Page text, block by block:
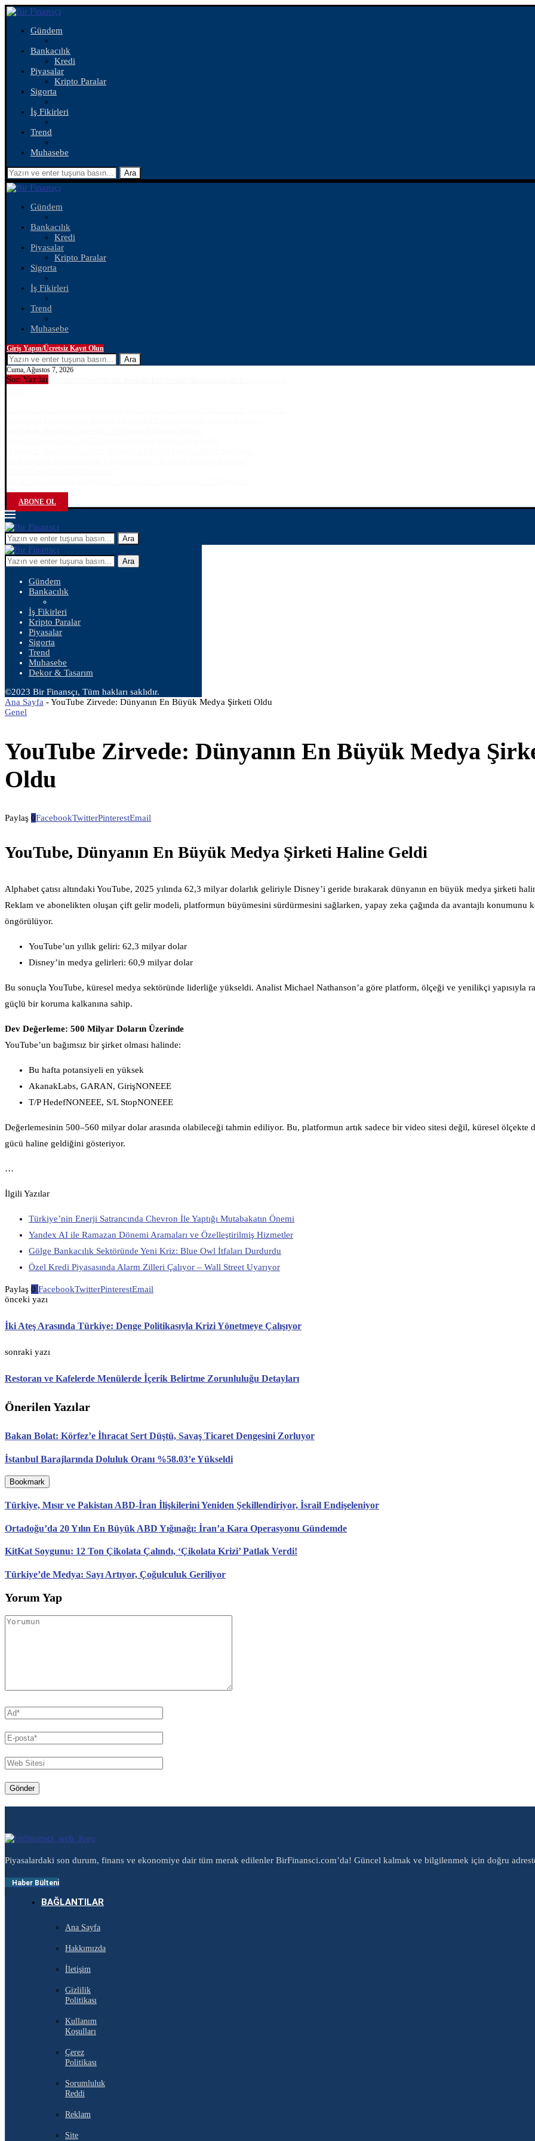
Gündem
Bankacılık
Kredi
Piyasalar
Kripto Paralar
Sigorta
İş Fikirleri
Trend
Muhasebe
Ara
Gündem
Bankacılık
Kredi
Piyasalar
Kripto Paralar
Sigorta
İş Fikirleri
Trend
Muhasebe
Giriş Yapın/Ücretsiz Kayıt Olun
Ara
Cuma, Ağustos 7, 2026
Son Yazılar
ABONE OL
Ara
Ara
Gündem
Bankacılık
İş Fikirleri
Kripto Paralar
Piyasalar
Sigorta
Trend
Muhasebe
Dekor & Tasarım
©2023 Bir Finansçı, Tüm hakları saklıdır.
Ana Sayfa -YouTube Zirvede: Dünyanın En Büyük Medya Şirketi Oldu
Genel
YouTube Zirvede: Dünyanın En Büyük Medya
Oldu
Paylaş 0FacebookTwitterPinterestEmail
YouTube, Dünyanın En Büyük Medya Şirketi Haline Geldi
Alphabet çatısı altındaki YouTube, 2025 yılında 62,3 milyar dolarlık geliriyle Disney’i geride bırakarak dünyanın en büyük medya şirketi
Reklam ve abonelikten oluşan çift gelir modeli, platformun büyümesini sürdürmesini sağlarken, yapay zeka çağında da avantajlı konumunu
öngörülüyor.
YouTube’un yıllık geliri: 62,3 milyar dolar
Disney’in medya gelirleri: 60,9 milyar dolar
Bu sonuçla YouTube, küresel medya sektöründe liderliğe yükseldi. Analist Michael Nathanson’a göre platform, ölçeği ve yenilikçi yapısıyla
güçlü bir koruma kalkanına sahip.
Dev Değerleme: 500 Milyar Doların Üzerinde
YouTube’un bağımsız bir şirket olması halinde:
Bu hafta potansiyeli en yüksek
AkanakLabs, GARAN, GirişNONEEE
T/P HedefNONEEE, S/L StopNONEEE
Değerlemesinin 500–560 milyar dolar arasında olabileceği tahmin ediliyor. Bu, platformun artık sadece bir video sitesi değil, küresel ölçekte
gücü haline geldiğini gösteriyor.
…
İlgili Yazılar
Türkiye’nin Enerji Satrancında Chevron İle Yaptığı Mutabakatın Önemi
Yandex AI ile Ramazan Dönemi Aramaları ve Özelleştirilmiş Hizmetler
Gölge Bankacılık Sektöründe Yeni Kriz: Blue Owl İtfaları Durdurdu
Özel Kredi Piyasasında Alarm Zilleri Çalıyor – Wall Street Uyarıyor
Paylaş 0 FacebookTwitterPinterestEmail
önceki yazı
İki Ateş Arasında Türkiye: Denge Politikasıyla Krizi Yönetmeye Çalışıyor
sonraki yazı
Restoran ve Kafelerde Menülerde İçerik Belirtme Zorunluluğu Detayları
Önerilen Yazılar
Bakan Bolat: Körfez’e İhracat Sert Düştü, Savaş Ticaret Dengesini Zorluyor
İstanbul Barajlarında Doluluk Oranı %58.03’e Yükseldi
Bookmark
Türkiye, Mısır ve Pakistan ABD-İran İlişkilerini Yeniden Şekillendiriyor, İsrail Endişeleniyor
Ortadoğu’da 20 Yılın En Büyük ABD Yığınağı: İran’a Kara Operasyonu Gündemde
KitKat Soygunu: 12 Ton Çikolata Çalındı, ‘Çikolata Krizi’ Patlak Verdi!
Türkiye’de Medya: Sayı Artıyor, Çoğulculuk Geriliyor
Yorum Yap
Piyasalardaki son durum, finans ve ekonomiye dair tüm merak edilenler BirFinansci.com’da! Güncel kalmak ve bilgilenmek için doğru
Haber Bülteni
BAĞLANTILAR
Ana Sayfa
Hakkımızda
İletişim
Gizlilik
Politikası
Kullanım
Koşulları
Çerez
Politikası
Sorumluluk
Reddi
Reklam
Site